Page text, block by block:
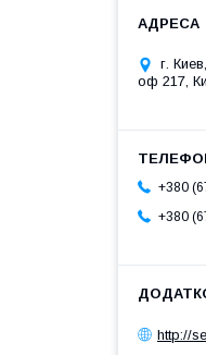
г.
оф 217,
+380
+380
http://